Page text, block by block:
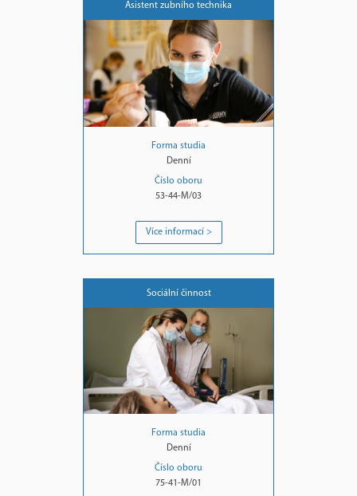
Asistent zubního technika
Forma studia
Denní
Číslo oboru
53-44-M/03
Více informací >
Sociální činnost
Forma studia
Denní
Číslo oboru
75-41-M/01